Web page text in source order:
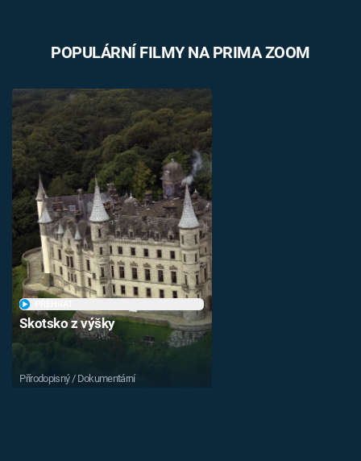
POPULÁRNÍ FILMY NA PRIMA ZOOM
Skotsko z výšky
Přírodopisný / Dokumentární